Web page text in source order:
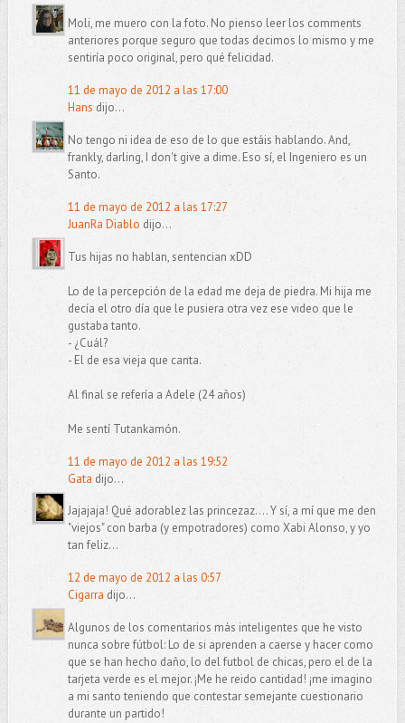
Moli, me muero con la foto. No pienso leer los comments
anteriores porque seguro que todas decimos lo mismo y me
sentiría poco original, pero qué felicidad.
11 de mayo de 2012 a las 17:00
Hans dijo...
No tengo ni idea de eso de lo que estáis hablando. And,
frankly, darling, I don't give a dime. Eso sí, el Ingeniero es un
Santo.
11 de mayo de 2012 a las 17:27
JuanRa Diablo dijo...
Tus hijas no hablan, sentencian xDD
Lo de la percepción de la edad me deja de piedra. Mi hija me
decía el otro día que le pusiera otra vez ese video que le
gustaba tanto.
- ¿Cuál?
- El de esa vieja que canta.
Al final se refería a Adele (24 años)
Me sentí Tutankamón.
11 de mayo de 2012 a las 19:52
Gata dijo...
Jajajaja! Qué adorablez las princezaz.... Y sí, a mí que me den
"viejos" con barba (y empotradores) como Xabi Alonso, y yo
tan feliz...
12 de mayo de 2012 a las 0:57
Cigarra dijo...
Algunos de los comentarios más inteligentes que he visto
nunca sobre fútbol: Lo de si aprenden a caerse y hacer como
que se han hecho daño, lo del futbol de chicas, pero el de la
tarjeta verde es el mejor. ¡Me he reido cantidad! ¡me imagino
a mi santo teniendo que contestar semejante cuestionario
durante un partido!